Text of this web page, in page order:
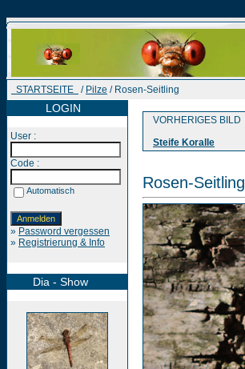
STARTSEITE / Pilze / Rosen-Seitling
LOGIN
User :
Code :
Automatisch
» Password vergessen
» Registrierung & Info
Dia - Show
VORHERIGES BILD
Steife Koralle
Rosen-Seitling